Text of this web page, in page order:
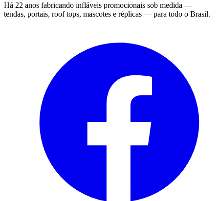
Há 22 anos fabricando infláveis promocionais sob medida —
tendas, portais, roof tops, mascotes e réplicas — para todo o Brasil.